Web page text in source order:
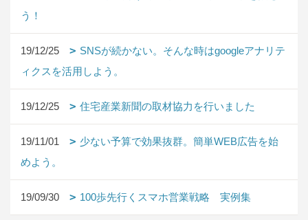
う！
19/12/25
SNSが続かない。そんな時はgoogleアナリテ
ィクスを活用しよう。
19/12/25 住宅産業新聞の取材協力を行いました
19/11/01
少ない予算で効果抜群。簡単WEB広告を始
めよう。
19/09/30 100歩先行くスマホ営業戦略 実例集